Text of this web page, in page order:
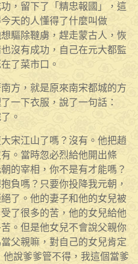
，留下了「精忠報國」，這
天的人懂得了什麼叫做
驅除韃虜，趕走蒙古人，恢
沒有成功，自己在元大都監
了菜市口。
方，就是原來南宋都城的方
一下衣服，說了一句話：
。
宋江山了嗎？沒有。他把趙
。當時忽必烈給他開出條
的宰相，你不是有才能嗎？
負嗎？只要你投降我元朝，
了。他的妻子和他的女兒被
了很多的苦，他的女兒給他
。但是他女兒不會說父親你
父親嘛，對自己的女兒肯定
說爹爹管不得，我這個當爹